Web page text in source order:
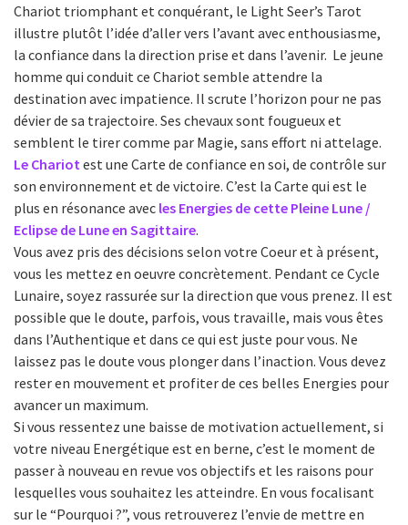
Chariot triomphant et conquérant, le Light Seer’s Tarot
illustre plutôt l’idée d’aller vers l’avant avec enthousiasme,
la confiance dans la direction prise et dans l’avenir. Le jeune
homme qui conduit ce Chariot semble attendre la
destination avec impatience. Il scrute l’horizon pour ne pas
dévier de sa trajectoire. Ses chevaux sont fougueux et
semblent le tirer comme par Magie, sans effort ni attelage.
Le Chariot est une Carte de confiance en soi, de contrôle sur
son environnement et de victoire. C’est la Carte qui est le
plus en résonance avec les Energies de cette Pleine Lune /
Eclipse de Lune en Sagittaire.
Vous avez pris des décisions selon votre Coeur et à présent,
vous les mettez en oeuvre concrètement. Pendant ce Cycle
Lunaire, soyez rassurée sur la direction que vous prenez. Il est
possible que le doute, parfois, vous travaille, mais vous êtes
dans l’Authentique et dans ce qui est juste pour vous. Ne
laissez pas le doute vous plonger dans l’inaction. Vous devez
rester en mouvement et profiter de ces belles Energies pour
avancer un maximum.
Si vous ressentez une baisse de motivation actuellement, si
votre niveau Energétique est en berne, c’est le moment de
passer à nouveau en revue vos objectifs et les raisons pour
lesquelles vous souhaitez les atteindre. En vous focalisant
sur le “Pourquoi ?”, vous retrouverez l’envie de mettre en